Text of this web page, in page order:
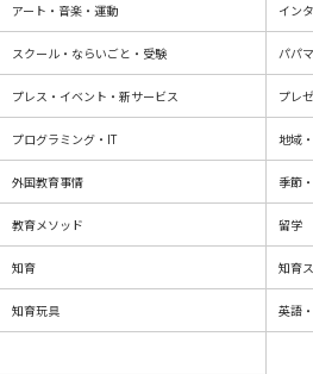
アート・音楽・運動 イン
スクール・ならいごと・受験 パパ
プレス・イベント・新サービス プレ
プログラミング・IT 地域
外国教育事情 季節
教育メソッド 留学
知育 知育
知育玩具 英語